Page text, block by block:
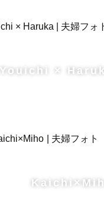
Youichi ×